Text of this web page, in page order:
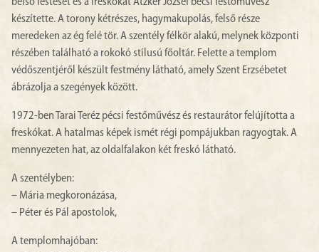
készítette. A torony kétrészes, hagymakupolás, felső része
meredeken az ég felé tör. A szentély félkör alakú, melynek központi
részében található a rokokó stílusú főoltár. Felette a templom
védőszentjéről készült festmény látható, amely Szent Erzsébetet
ábrázolja a szegények között.
1972-ben Tarai Teréz pécsi festőművész és restaurátor felújította a
freskókat. A hatalmas képek ismét régi pompájukban ragyogtak. A
mennyezeten hat, az oldalfalakon két freskó látható.
A szentélyben:
– Mária megkoronázása,
– Péter és Pál apostolok,
A templomhajóban: